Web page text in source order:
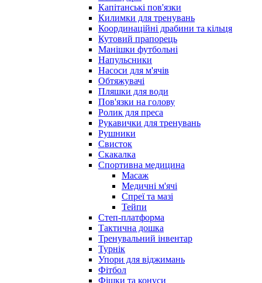
Капітанські пов'язки
Килимки для тренувань
Координаційні драбини та кільця
Кутовий прапорець
Манішки футбольні
Напульсники
Насоси для м'ячів
Обтяжувачі
Пляшки для води
Пов'язки на голову
Ролик для преса
Рукавички для тренувань
Рушники
Свисток
Скакалка
Спортивна медицина
Масаж
Медичні м'ячі
Спреї та мазі
Тейпи
Степ-платформа
Тактична дошка
Тренувальний інвентар
Турнік
Упори для віджимань
Фітбол
Фішки та конуси